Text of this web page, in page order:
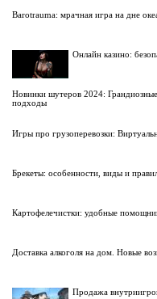
Barotrauma: мрачная игра на дне
Онлайн казино:
Новинки шутеров 2024:
подходы
Игры про грузоперевозки:
Брекеты: особенности, виды и
Картофелечистки: удобные
Доставка алкоголя на дом. Новые
Продажа